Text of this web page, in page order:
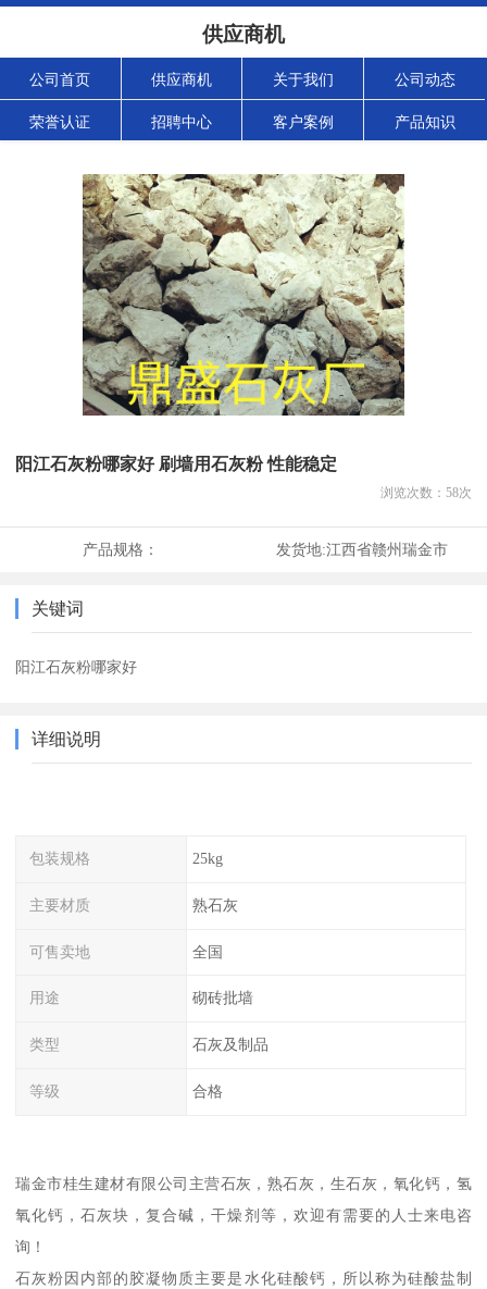
供应商机
公司首页 供应商机 关于我们 公司动态
荣誉认证 招聘中心 客户案例 产品知识
阳江石灰粉哪家好 刷墙用石灰粉 性能稳定
浏览次数： 58次
产品规格： 发货地:江西省赣州瑞金市
关键词
阳江石灰粉哪家好
详细说明
包装规格 25kg
主要材质 熟石灰
可售卖地 全国
用途 砌砖批墙
类型 石灰及制品
等级 合格
瑞金市桂生建材有限公司主营石灰，熟石灰，生石灰，氧化钙，氢
氧化钙，石灰块，复合碱，干燥剂等，欢迎有需要的人士来电咨
询！
石灰粉因内部的胶凝物质主要是水化硅酸钙，所以称为硅酸盐制